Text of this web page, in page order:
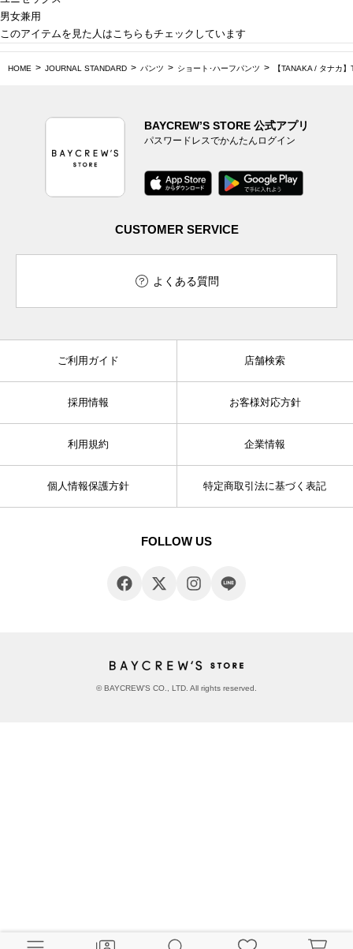
男女兼用
このアイテムを見た人はこちらもチェックしています
HOME JOURNAL STANDARD パンツ ショート･ハーフパンツ 【TANAKA / タナカ
BAYCREW’S STORE 公式アプリ
パスワードレスでかんたんログイン
CUSTOMER SERVICE
よくある質問
ご利用ガイド 店舗検索
採用情報 お客様対応方針
利用規約 企業情報
個人情報保護方針 特定商取引法に基づく表記
FOLLOW US
© BAYCREW’S CO., LTD. All rights reserved.